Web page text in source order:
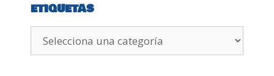
ETIQUETAS